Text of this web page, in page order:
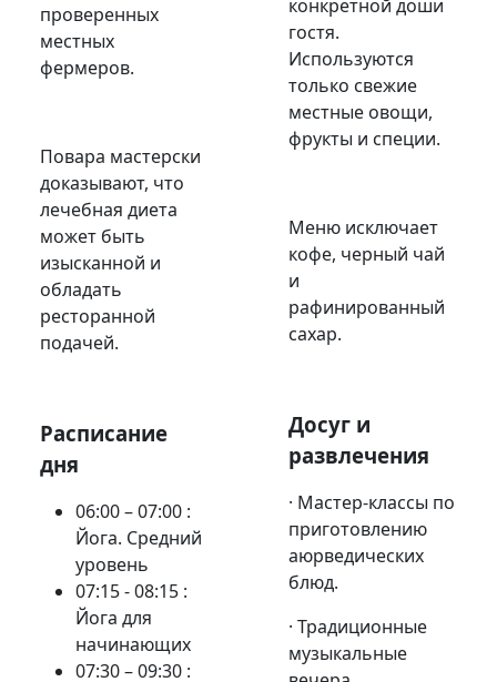
проверенных
местных
фермеров.
Повара мастерски
доказывают, что
лечебная диета
может быть
изысканной и
обладать
ресторанной
подачей.
Расписание
дня
06:00 – 07:00 :
Йога. Средний
уровень
07:15 - 08:15 :
Йога для
начинающих
07:30 – 09:30 :
конкретной доши
гостя.
Используются
только свежие
местные овощи,
фрукты и специи.
Меню исключает
кофе, черный чай
и
рафинированный
сахар.
Досуг и
развлечения
· Мастер-классы по
приготовлению
аюрведических
блюд.
· Традиционные
музыкальные